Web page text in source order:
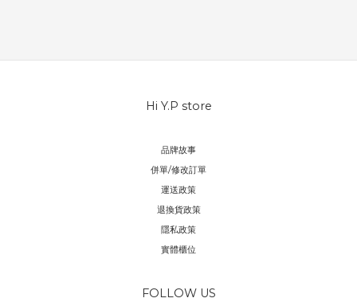
Hi Y.P store
品牌故事
併單/修改訂單
運送政策
退換貨政策
隱私政策
實體櫃位
FOLLOW US